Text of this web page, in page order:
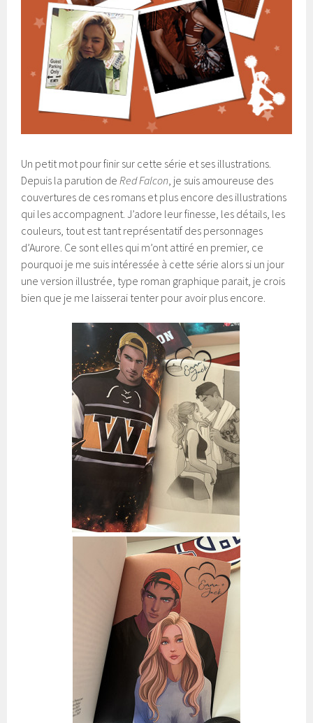
Un petit mot pour finir sur cette série et ses illustrations.
Depuis la parution de Red Falcon , je suis amoureuse des
couvertures de ces romans et plus encore des illustrations
qui les accompagnent. J’adore leur finesse, les détails, les
couleurs, tout est tant représentatif des personnages
d’Aurore. Ce sont elles qui m’ont attiré en premier, ce
pourquoi je me suis intéressée à cette série alors si un jour
une version illustrée, type roman graphique parait, je crois
bien que je me laisserai tenter pour avoir plus encore.